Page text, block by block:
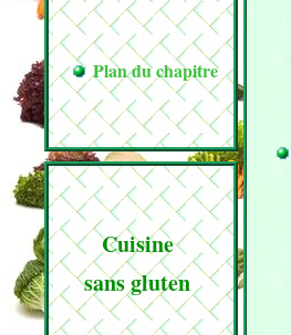
Plan du chapitre
Cuisine
sans gluten